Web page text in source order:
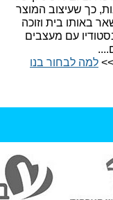
כך שעיצוב המוצר
באותו בית וזוכה
עם מעצבים
למה לבחור בנו​